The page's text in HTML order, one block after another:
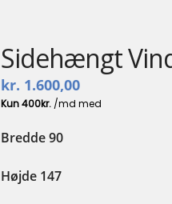
Sidehængt
kr. 1.600,00
Bredde 90
Højde 147